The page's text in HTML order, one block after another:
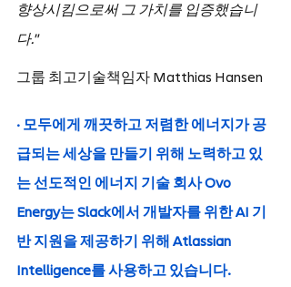
향상시킴으로써 그 가치를 입증했습니
다."
그룹 최고기술책임자 Matthias Hansen
· 모두에게 깨끗하고 저렴한 에너지가 공
급되는 세상을 만들기 위해 노력하고 있
는 선도적인 에너지 기술 회사 Ovo
Energy는 Slack에서 개발자를 위한 AI 기
반 지원을 제공하기 위해 Atlassian
Intelligence를 사용하고 있습니다.